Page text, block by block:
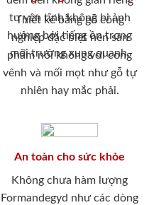
tư yên tĩnh không bị ảnh
hưởng bới tiếng ồn trong
môi trường xung quanh.
Thiết kế bằng gỗ công
nghiệp đặc biệt nên sản
phẩm nói không với cong
vênh và mối mọt như gỗ tự
nhiên hay mắc phải.
An toàn cho sức khỏe
Không chưa hàm lượng
Formandegyd như các dòng